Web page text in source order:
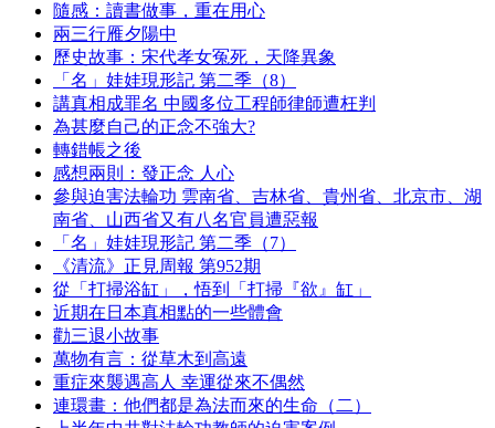
隨感：讀書做事，重在用心
兩三行雁夕陽中
歷史故事：宋代孝女冤死，天降異象
「名」娃娃現形記 第二季（8）
講真相成罪名 中國多位工程師律師遭枉判
為甚麼自己的正念不強大?
轉錯帳之後
感想兩則：發正念 人心
參與迫害法輪功 雲南省、吉林省、貴州省、北京市、湖
南省、山西省又有八名官員遭惡報
「名」娃娃現形記 第二季（7）
《清流》正見周報 第952期
從「打掃浴缸」，悟到「打掃『欲』缸」
近期在日本真相點的一些體會
勸三退小故事
萬物有言：從草木到高遠
重症來襲遇高人 幸運從來不偶然
連環畫：他們都是為法而來的生命（二）